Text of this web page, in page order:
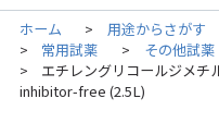
ホーム > 用途からさがす
> 常用試薬 > その他試薬
>
エチレングリコールジメ
inhibitor-free (2.5L)